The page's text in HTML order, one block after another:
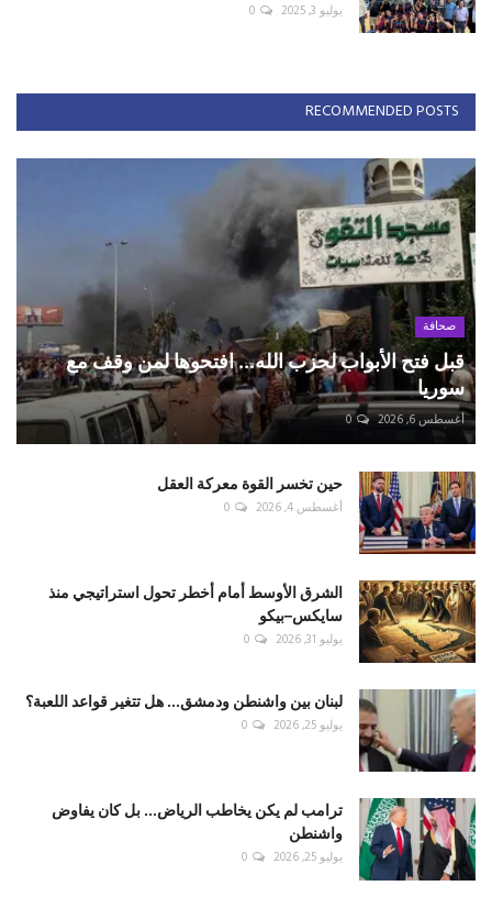
يوليو 3, 2025 0
RECOMMENDED POSTS
صحافة
قبل فتح الأبواب لحزب الله... افتحوها لمن وقف مع
سوريا
أغسطس 6, 2026 0
حين تخسر القوة معركة العقل
أغسطس 4, 2026 0
الشرق الأوسط أمام أخطر تحول استراتيجي منذ
سايكس–بيكو
يوليو 31, 2026 0
لبنان بين واشنطن ودمشق... هل تتغير قواعد اللعبة؟
يوليو 25, 2026 0
ترامب لم يكن يخاطب الرياض... بل كان يفاوض
واشنطن
يوليو 25, 2026 0